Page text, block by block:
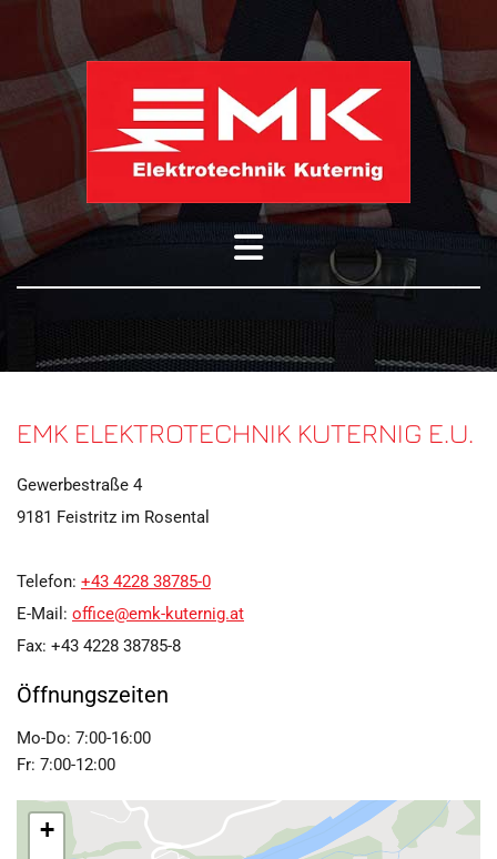
EMK ELEKTROTECHNIK KUTERNIG E.U.
Gewerbestraße 4
9181 Feistritz im Rosental
Telefon: +43 4228 38785-0
E-Mail: office@emk-kuternig.at
Fax: +43 4228 38785-8
Öffnungszeiten
Mo-Do: 7:00-16:00
Fr: 7:00-12:00
+